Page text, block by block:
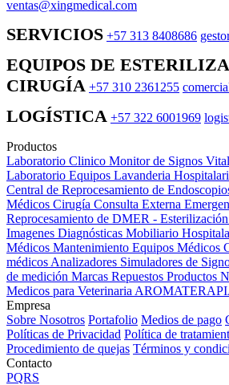
ventas@xingmedical.com
SERVICIOS +57 313 8408686
EQUIPOS DE
CIRUGÍA +57 310 2361255
LOGÍSTICA +57 322 6001969
Productos
Laboratorio Clinico Monitor de Signos
Laboratorio Equipos Lavanderia
Central de Reprocesamiento de
Médicos Cirugía Consulta Externa
Reprocesamiento de DMER - Esterilización
Imagenes Diagnósticas Mobiliario
Médicos Mantenimiento Equipos Médicos
médicos Analizadores Simuladores de
de medición Marcas Repuestos Productos
Medicos para Veterinaria
Empresa
Sobre Nosotros Portafolio Medios de pago
Políticas de Privacidad Política de
Procedimiento de quejas Términos y
Contacto
PQRS